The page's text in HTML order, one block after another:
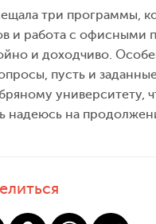
три программы,
и работа с офисными
и доходчиво.
пусть и
университету,
надеюсь на